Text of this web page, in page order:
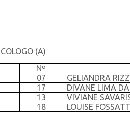
(A)
Nº
07
GELIANDRA
17
DIVANE LIMA
13
VIVIANE
18 LOUISE